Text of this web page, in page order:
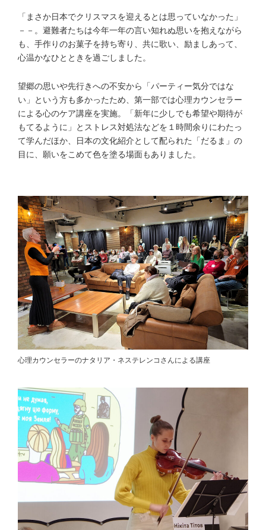
「まさか日本でクリスマスを迎えるとは思っていなかった」
－－。避難者たちは今年一年の言い知れぬ思いを抱えながら
も、手作りのお菓子を持ち寄り、共に歌い、励ましあって、
心温かなひとときを過ごしました。
望郷の思いや先行きへの不安から「パーティー気分ではな
い」という方も多かったため、第一部では心理カウンセラー
による心のケア講座を実施。「新年に少しでも希望や期待が
もてるように」とストレス対処法などを１時間余りにわたっ
て学んだほか、日本の文化紹介として配られた「だるま」の
目に、願いをこめて色を塗る場面もありました。
心理カウンセラーのナタリア・ネステレンコさんによる講座